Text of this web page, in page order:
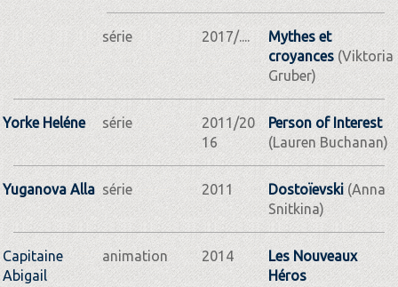
série 2017/....
Mythes et
croyances(Viktoria
Gruber)
Yorke Heléne série
2011/20
16
Person of Interest
(Lauren Buchanan)
Yuganova Alla série 2011 Dostoïevski(Anna
Snitkina)
Capitaine
Abigail
animation 2014
Les Nouveaux
Héros